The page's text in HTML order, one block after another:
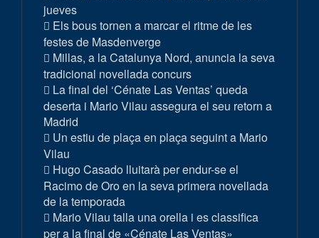
jueves
Els bous tornen a marcar el ritme de les
festes de Masdenverge
Millas, a la Catalunya Nord, anuncia la seva
tradicional novellada concurs
La final del ‘Cénate Las Ventas’ queda
deserta i Mario Vilau assegura el seu retorn a
Madrid
Un estiu de plaça en plaça seguint a Mario
Vilau
Hugo Casado lluitarà per endur-se el
Racimo de Oro en la seva primera novellada
de la temporada
Mario Vilau talla una orella i es classifica
per a la final de «Cénate Las Ventas»